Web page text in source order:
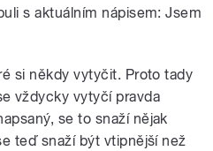
s aktuálním nápisem: Jsem
si někdy vytyčit. Proto tady
vždycky vytyčí pravda
se to snaží nějak
teď snaží být vtipnější než